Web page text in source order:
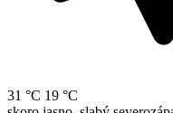
31 °C 19 °C